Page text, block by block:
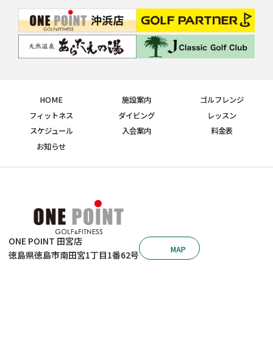
HOME 施設案内
ゴルフレンジ
フィットネス
ダイビング
レッスン
スケジュール
入会案内
料金表
お知らせ
ONE POINT 田宮店
徳島県徳島市南田宮1丁目1番62号
MAP